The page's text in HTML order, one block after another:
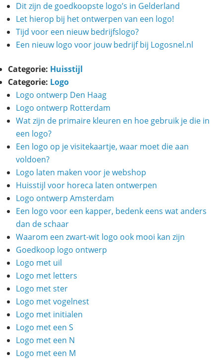
Dit zijn de goedkoopste logo’s in Gelderland
Let hierop bij het ontwerpen van een logo!
Tijd voor een nieuw bedrijfslogo?
Een nieuw logo voor jouw bedrijf bij Logosnel.nl
Categorie: Huisstijl
Categorie: Logo
Logo ontwerp Den Haag
Logo ontwerp Rotterdam
Wat zijn de primaire kleuren en hoe gebruik je die in
een logo?
Een logo op je visitekaartje, waar moet die aan
voldoen?
Logo laten maken voor je webshop
Huisstijl voor horeca laten ontwerpen
Logo ontwerp Amsterdam
Een logo voor een kapper, bedenk eens wat anders
dan de schaar
Waarom een zwart-wit logo ook mooi kan zijn
Goedkoop logo ontwerp
Logo met uil
Logo met letters
Logo met ster
Logo met vogelnest
Logo met initialen
Logo met een S
Logo met een N
Logo met een M